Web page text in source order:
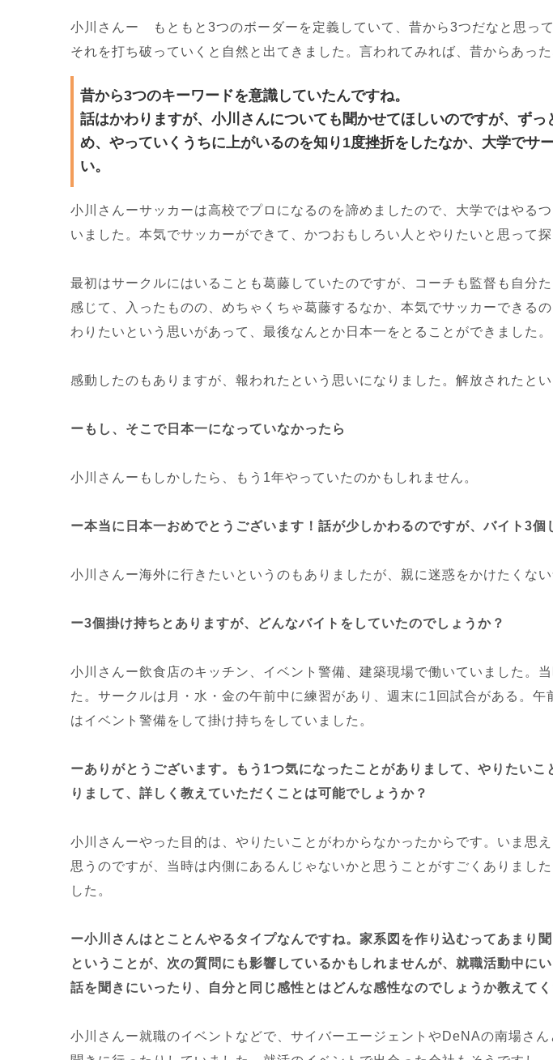
小川さんー もともと3つのボーダーを定義していて、昔から3つだなと思っ
それを打ち破っていくと自然と出てきました。言われてみれば、昔からあった
昔から3つのキーワードを意識していたんですね。
話はかわりますが、小川さんについても聞かせてほしいのですが、ず
め、やっていくうちに上がいるのを知り1度挫折をしたなか、大学でサ
い。
小川さんーサッカーは高校でプロになるのを諦めましたので、大学ではやる
いました。本気でサッカーができて、かつおもしろい人とやりたいと思って
最初はサークルにはいることも葛藤していたのですが、コーチも監督も自分
感じて、入ったものの、めちゃくちゃ葛藤するなか、本気でサッカーできる
わりたいという思いがあって、最後なんとか日本一をとることができました。
感動したのもありますが、報われたという思いになりました。解放されたとい
ーもし、そこで日本一になっていなかったら
小川さんーもしかしたら、もう1年やっていたのかもしれません。
ー本当に日本一おめでとうございます！話が少しかわるのですが、バイト3
小川さんー海外に行きたいというのもありましたが、親に迷惑をかけたくない
ー3個掛け持ちとありますが、どんなバイトをしていたのでしょうか？
小川さんー飲食店のキッチン、イベント警備、建築現場で働いていました。
た。サークルは月・水・金の午前中に練習があり、週末に1回試合がある。
はイベント警備をして掛け持ちをしていました。
ーありがとうございます。もう1つ気になったことがありまして、やりたい
りまして、詳しく教えていただくことは可能でしょうか？
小川さんーやった目的は、やりたいことがわからなかったからです。いま思
思うのですが、当時は内側にあるんじゃないかと思うことがすごくありまし
した。
ー小川さんはとことんやるタイプなんですね。家系図を作り込むってあまり
ということが、次の質問にも影響しているかもしれませんが、就職活動中に
話を聞きにいったり、自分と同じ感性とはどんな感性なのでしょうか教えてく
小川さんー就職のイベントなどで、サイバーエージェントやDeNAの南場さ